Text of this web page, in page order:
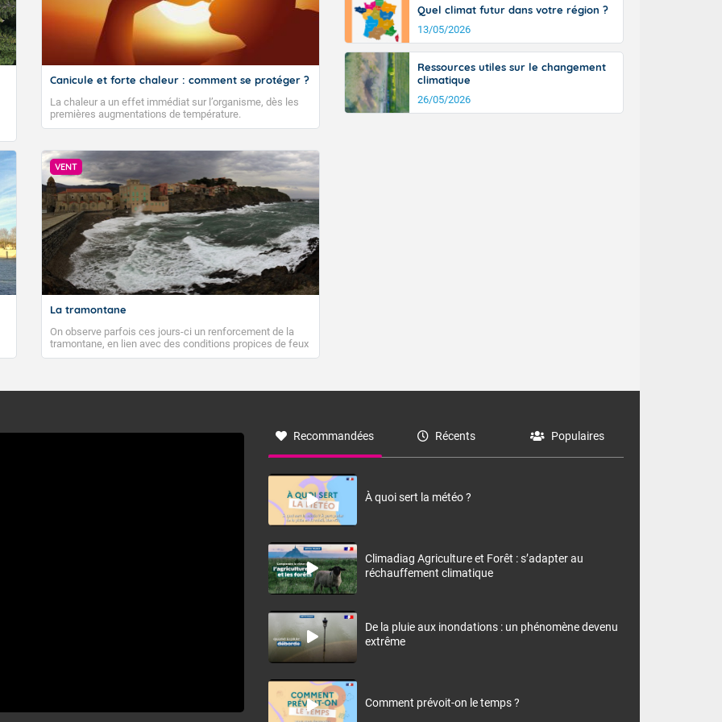
Canicule et forte chaleur : comment se protéger ?
La chaleur a un effet immédiat sur l’organisme, dès les
premières augmentations de température.
VENT
La tramontane
On observe parfois ces jours-ci un renforcement de la
tramontane, en lien avec des conditions propices de feux
de forêt. Mais qu'est-ce que la tramontane ? Quelles sont
à nord-ouest, dans un secteur qui part du Roussillon à la
monts, en allusion aux régions montagneuses d’où
Quel climat futur dans votre région ?
13/05/2026
Ressources utiles sur le changement
climatique
26/05/2026
Recommandées Récents Populaires
À quoi sert la météo ?
Climadiag Agriculture et Forêt : s’adapter au
réchauffement climatique
De la pluie aux inondations : un phénomène devenu
extrême
Comment prévoit-on le temps ?